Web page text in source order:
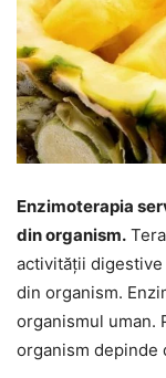
Enzimoterapia
din organism.
activității
din organism.
organismul uman.
organism depinde